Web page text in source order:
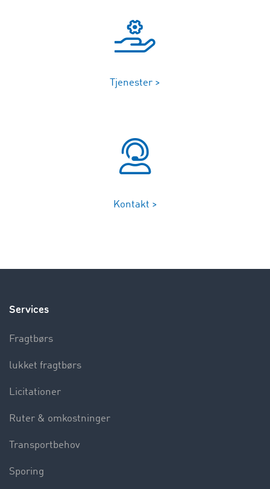
Tjenester >
Kontakt >
Services
Fragtbørs
lukket fragtbørs
Licitationer
Ruter & omkostninger
Transportbehov
Sporing